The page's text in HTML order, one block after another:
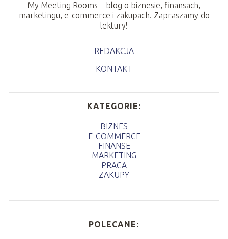
My Meeting Rooms – blog o biznesie, finansach,
marketingu, e-commerce i zakupach. Zapraszamy do
lektury!
REDAKCJA
KONTAKT
KATEGORIE:
BIZNES
E-COMMERCE
FINANSE
MARKETING
PRACA
ZAKUPY
POLECANE: